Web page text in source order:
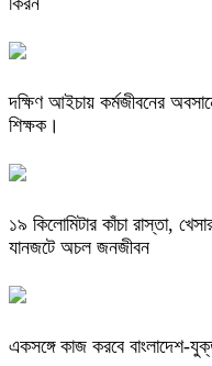
দক্ষিণ আইচায় কর্মজীবনের
শিক্ষক।
​১৯ কিলোমিটার কাঁচা রাস্তা,
যানজটে অচল জনজীবন
একসঙ্গে কাজ করবে বাংলাদেশ-